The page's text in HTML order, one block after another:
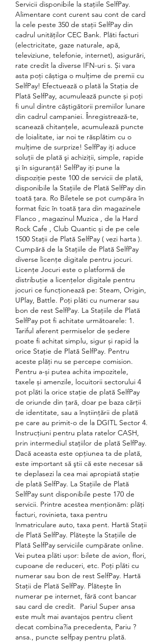
Servicii disponibile la stațiile SelfPay.
Alimentare cont curent sau cont de card
la cele peste 350 de stații SelfPay din
cadrul unităților CEC Bank. Plăti facturi
(electricitate, gaze naturale, apă,
televiziune, telefonie, internet), asigurări,
rate credit la diverse IFN-uri s. Și vara
asta poți câștiga o mulțime de premii cu
SelfPay! Efectuează o plată la Stația de
Plată SelfPay, acumulează puncte și poți
fi unul dintre câștigătorii premiilor lunare
din cadrul campaniei. Ȋnregistrează-te,
scanează chitanțele, acumulează puncte
de loialitate, iar noi te răsplătim cu o
mulţime de surprize! SelfPay iţi aduce
soluţii de plată şi achiziţii, simple, rapide
şi în siguranţă! SelfPay iţi pune la
dispoziţie peste 100 de servicii de plată,
disponibile la Staţiile de Plată SelfPay din
toată ţara. Ro Biletele se pot cumpăra în
format fizic în toată țara din magazinele
Flanco , magazinul Muzica , de la Hard
Rock Cafe , Club Quantic și de pe cele
1500 Stații de Plată SelfPay ( vezi harta ).
Cumpără de la Stațiile de Plată SelfPay
diverse licențe digitale pentru jocuri.
Licențe Jocuri este o platformă de
distribuţie a licenţelor digitale pentru
jocuri ce funcţionează pe: Steam, Origin,
UPlay, Battle. Poți plăti cu numerar sau
bon de rest SelfPay. La Stațiile de Plată
SelfPay pot fi achitate următoarele: 1.
Tariful aferent permiselor de ședere
poate fi achitat simplu, sigur și rapid la
orice Staţie de Plată SelfPay. Pentru
aceste plăți nu se percepe comision.
Pentru a-și putea achita impozitele,
taxele și amenzile, locuitorii sectorului 4
pot plăti la orice stație de plată SelfPay
de oriunde din țară, doar pe baza cărții
de identitate, sau a înștiințării de plată
pe care au primit-o de la DGITL Sector 4.
Instrucţiuni pentru plata ratelor CASH,
prin intermediul staţiilor de plată SelfPay.
Dacă aceasta este opţiunea ta de plată,
este important să ştii că este necesar să
te deplasezi la cea mai apropiată stație
de plată SelfPay. La Stațiile de Plată
SelfPay sunt disponibile peste 170 de
servicii. Printre acestea menționăm: plăți
facturi, rovinieta, taxa pentru
înmatriculare auto, taxa pent. Hartă Stații
de Plată SelfPay. Plătește la Stațiile de
Plată SelfPay serviciile cumpărate online.
Vei putea plăti ușor: bilete de avion, flori,
cupoane de reduceri, etc. Poți plăti cu
numerar sau bon de rest SelfPay. Hartă
Stații de Plată SelfPay. Plătește ȋn
numerar pe internet, fără cont bancar
sau card de credit.  Pariul Super ansa
este mult mai avantajos pentru client
decat combina?ia precedenta, Pariu ?
ansa., puncte selfpay pentru plată.